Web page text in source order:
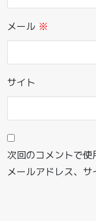
メール ※
サイト
次回のコメントで使
メールアドレス、サ